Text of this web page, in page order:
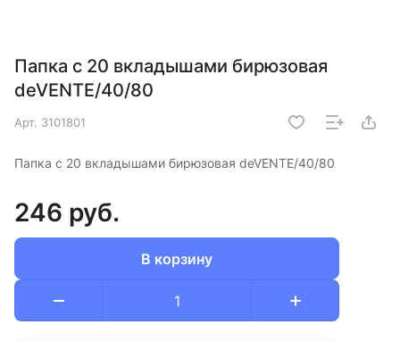
Папка с 20 вкладышами бирюзовая
deVENTE/40/80
Арт. 3101801
Папка с 20 вкладышами бирюзовая deVENTE/40/80
246 руб.
В корзину